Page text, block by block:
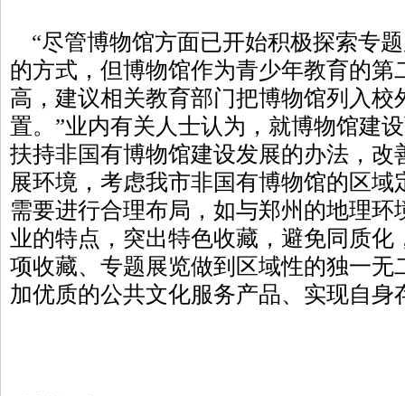
“尽管博物馆方面已开始积极探索专
的方式，但博物馆作为青少年教育的第
高，建议相关教育部门把博物馆列入校
置。”业内有关人士认为，就博物馆建
扶持非国有博物馆建设发展的办法，改
展环境，考虑我市非国有博物馆的区
需要进行合理布局，如与郑州的地理环
业的特点，突出特色收藏，避免同质化
项收藏、专题展览做到区域性的独一无
加优质的公共文化服务产品、实现自身